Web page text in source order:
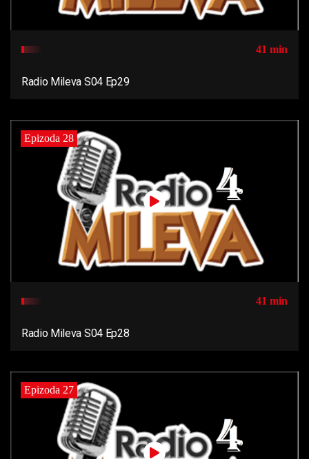
41 min
Radio Mileva S04 Ep29
Epizoda 28
41 min
Radio Mileva S04 Ep28
Epizoda 27